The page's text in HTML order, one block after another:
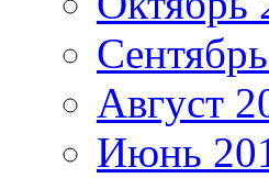
Август
Июнь